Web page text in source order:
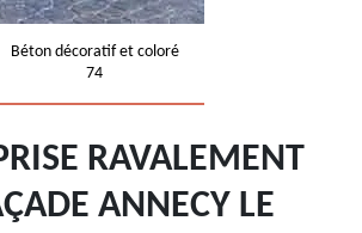
Béton décoratif et coloré
74
RAVALEMENT
ANNECY LE